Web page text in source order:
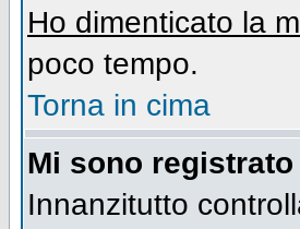
Ho dimenticato la
poco tempo.
Torna in cima
Mi sono
Innanzitutto